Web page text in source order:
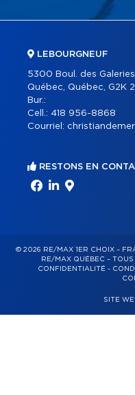
LEBOURGNEUF
5300 Boul. des Galeries
Québec, Québec, G2K
Bur.:
Cell.: 418 956-8868
Courriel:
RESTONS EN
© 2026 RE/MAX 1ER CHOIX –
RE/MAX QUÉBEC –
CONFIDENTIALITÉ-
SITE